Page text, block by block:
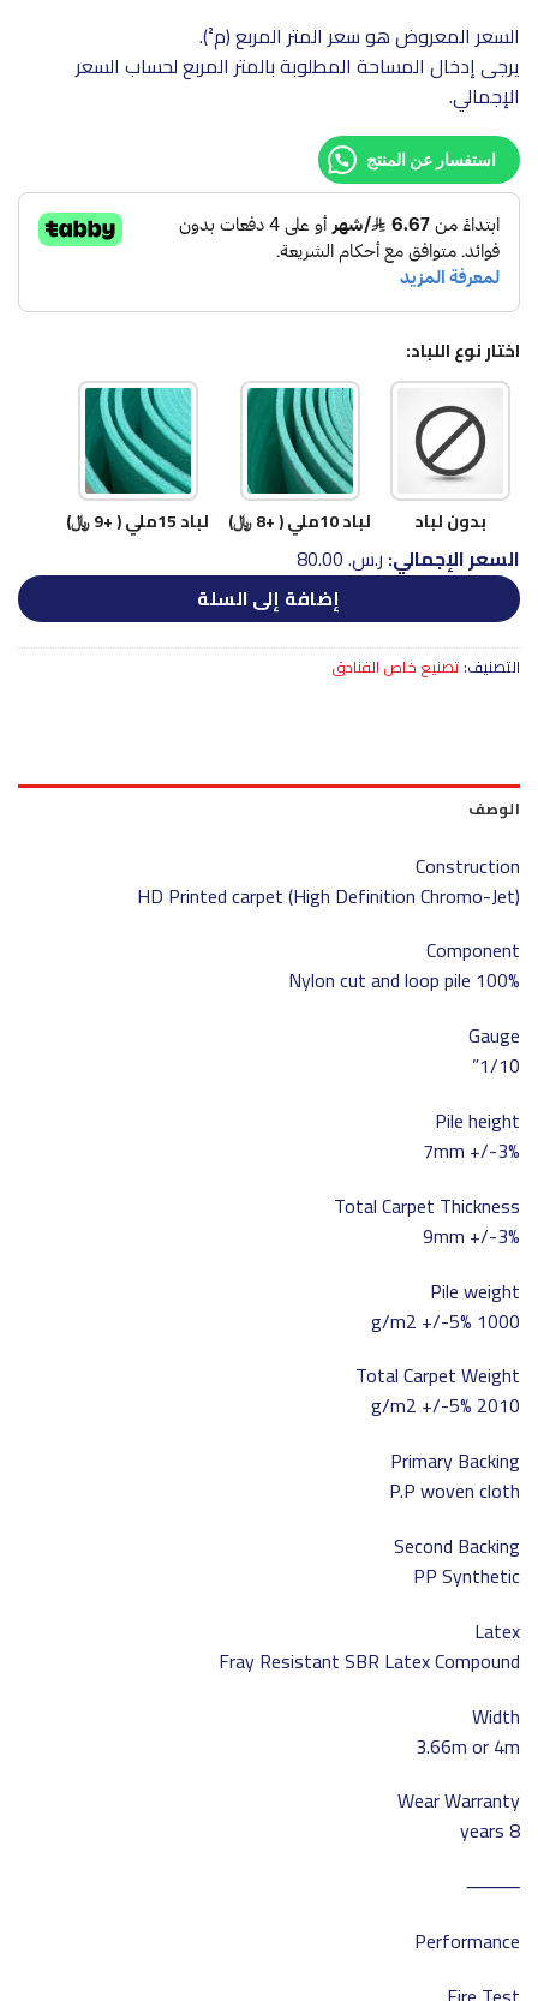
السعر المعروض هو سعر المتر المربع (م²).
يرجى إدخال المساحة المطلوبة بالمتر المربع لحساب السعر
الإجمالي.
استفسار عن المنتج
اختار نوع اللباد:
بدون لباد لباد 10ملي ( +8 ﷼) لباد 15ملي ( +9 ﷼)
السعر الإجمالي: ر.س.‏ 80.00
إضافة إلى السلة
التصنيف: تصنيع خاص الفنادق
الوصف
Construction
HD Printed carpet (High Definition Chromo-Jet)
Component
100% Nylon cut and loop pile
Gauge
1/10”
Pile height
7mm +/-3%
Total Carpet Thickness
9mm +/-3%
Pile weight
1000 g/m2 +/-5%
Total Carpet Weight
2010 g/m2 +/-5%
Primary Backing
P.P woven cloth
Second Backing
PP Synthetic
Latex
Fray Resistant SBR Latex Compound
Width
3.66m or 4m
Wear Warranty
8 years
⸻
Performance